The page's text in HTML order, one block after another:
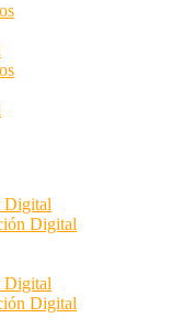
Digital
Digital
Digital
Digital